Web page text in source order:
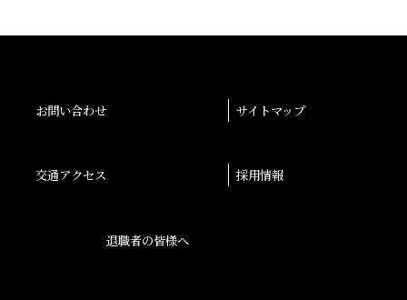
お問い合わせ サイトマップ
交通アクセス 採用情報
退職者の皆様へ